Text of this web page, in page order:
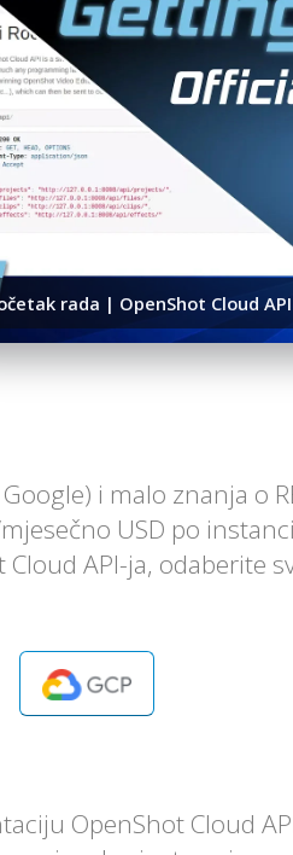
rada | OpenShot Cloud
i malo znanja o
USD po
API-ja, odaberite
OpenShot Cloud